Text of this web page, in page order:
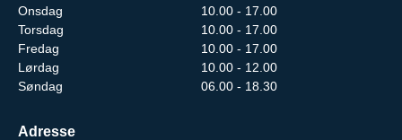
Onsdag
10.00 - 17.00
Torsdag
10.00 - 17.00
Fredag
10.00 - 17.00
Lørdag
10.00 - 12.00
Søndag
06.00 - 18.30
Adresse